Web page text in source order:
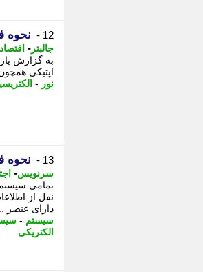
12 - نحوه
جالبتر -
به گزارش
اپتیکی
نور -
13 - نحوه
سرنویس-
تمامی سیستم
نقل از
دارای عنصر ...
سیستم -
الکتریکی